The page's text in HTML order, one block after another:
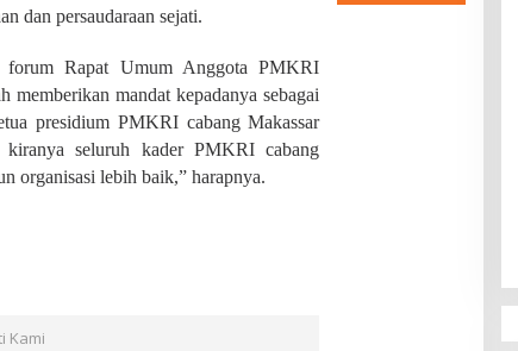
dan persaudaraan sejati.
forum Rapat Umum Anggota PMKRI
memberikan mandat kepadanya sebagai
presidium PMKRI cabang Makassar
kiranya seluruh kader PMKRI cabang
organisasi lebih baik,” harapnya.
Kami